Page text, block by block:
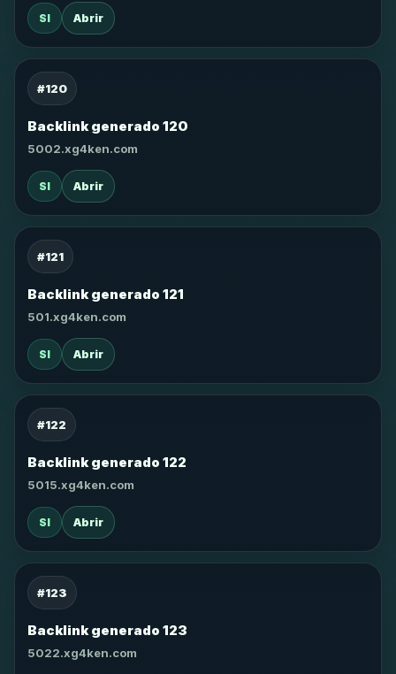
SI Abrir
#120
Backlink generado 120
5002.xg4ken.com
SI Abrir
#121
Backlink generado 121
501.xg4ken.com
SI Abrir
#122
Backlink generado 122
5015.xg4ken.com
SI Abrir
#123
Backlink generado 123
5022.xg4ken.com